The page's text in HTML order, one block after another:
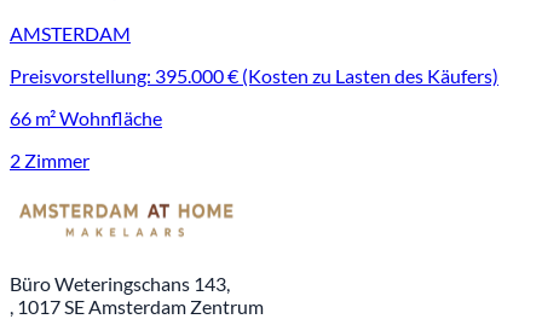
AMSTERDAM
Preisvorstellung: 395.000 € (Kosten zu Lasten des Käufers)
66 m² Wohnfläche
2 Zimmer
Büro Weteringschans 143,
, 1017 SE Amsterdam Zentrum